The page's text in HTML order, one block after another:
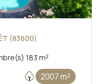
(83600)
Villa 6 pièce(s) 4 chambre(s) 183 m²
2007 m²